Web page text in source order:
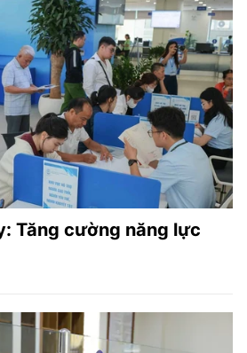
Tăng cường năng lực